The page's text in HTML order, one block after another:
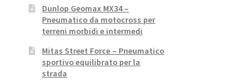
Dunlop Geomax MX34 –
Pneumatico da motocross per
terreni morbidi e intermedi
Mitas Street Force – Pneumatico
sportivo equilibrato per la
strada